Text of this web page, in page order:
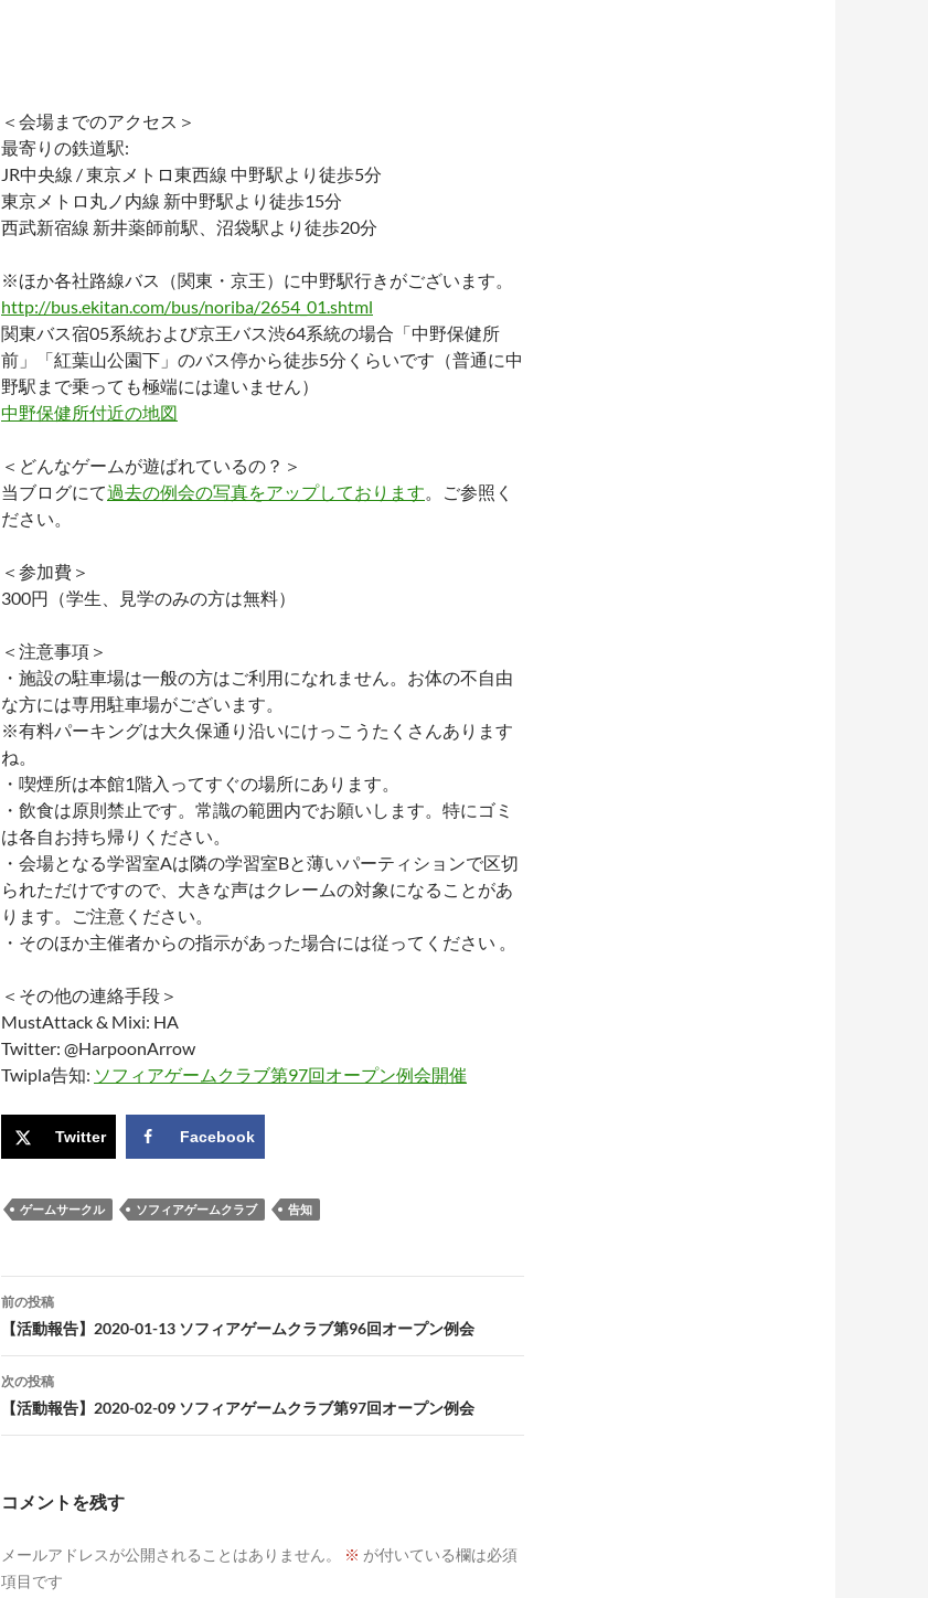
＜会場までのアクセス＞
最寄りの鉄道駅:
JR中央線 / 東京メトロ東西線 中野駅より徒歩5分
東京メトロ丸ノ内線 新中野駅より徒歩15分
西武新宿線 新井薬師前駅、沼袋駅より徒歩20分
※ほか各社路線バス（関東・京王）に中野駅行きがございます。
http://bus.ekitan.com/bus/noriba/2654_01.shtml
関東バス宿05系統および京王バス渋64系統の場合「中野保健所
前」「紅葉山公園下」のバス停から徒歩5分くらいです（普通に中
野駅まで乗っても極端には違いません）
中野保健所付近の地図
＜どんなゲームが遊ばれているの？＞
当ブログにて過去の例会の写真をアップしております。ご参照く
ださい。
＜参加費＞
300円（学生、見学のみの方は無料）
＜注意事項＞
・施設の駐車場は一般の方はご利用になれません。お体の不自由
な方には専用駐車場がございます。
※有料パーキングは大久保通り沿いにけっこうたくさんあります
ね。
・喫煙所は本館1階入ってすぐの場所にあります。
・飲食は原則禁止です。常識の範囲内でお願いします。特にゴミ
は各自お持ち帰りください。
・会場となる学習室Aは隣の学習室Bと薄いパーティションで区切
られただけですので、大きな声はクレームの対象になることがあ
ります。ご注意ください。
・そのほか主催者からの指示があった場合には従ってください 。
＜その他の連絡手段＞
MustAttack & Mixi: HA
Twitter: @HarpoonArrow
Twipla告知: ソフィアゲームクラブ第97回オープン例会開催
Twitter Facebook
ゲームサークル ソフィアゲームクラブ 告知
投
稿
ナ
ビ
ゲ
ョ
前の投稿
【活動報告】2020-01-13 ソフィアゲームクラブ第96回オープン例会
次の投稿
【活動報告】2020-02-09 ソフィアゲームクラブ第97回オープン例会
コメントを残す
メールアドレスが公開されることはありません。 ※ が付いている欄は必須
項目です